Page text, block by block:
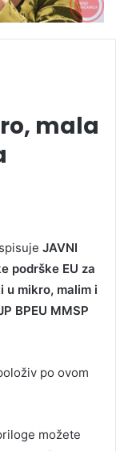
mala
JAVNI
podrške EU za
u mikro, malim i
BPEU MMSP
po ovom
možete